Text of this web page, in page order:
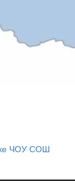
ЧОУ СОШ